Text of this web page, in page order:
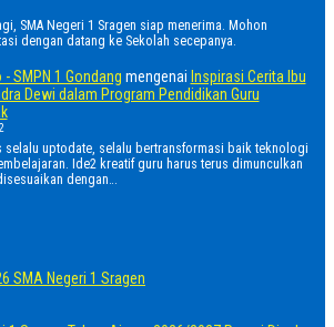
SMA Negeri 1 Sragen siap menerima. Mohon
dengan datang ke Sekolah secepanya.
- SMPN 1 Gondang mengenai Inspirasi Cerita Ibu
Dewi dalam Program Pendidikan Guru
selalu uptodate, selalu bertransformasi baik teknologi
Ide2 kreatif guru harus terus dimunculkan
dengan…
SMA Negeri 1 Sragen